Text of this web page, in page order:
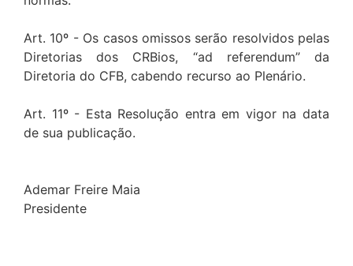
Art. 10º - Os casos omissos serão resolvidos pelas
Diretorias dos CRBios, “ad referendum” da
Diretoria do CFB, cabendo recurso ao Plenário.
Art. 11º - Esta Resolução entra em vigor na data
de sua publicação.
Ademar Freire Maia
Presidente